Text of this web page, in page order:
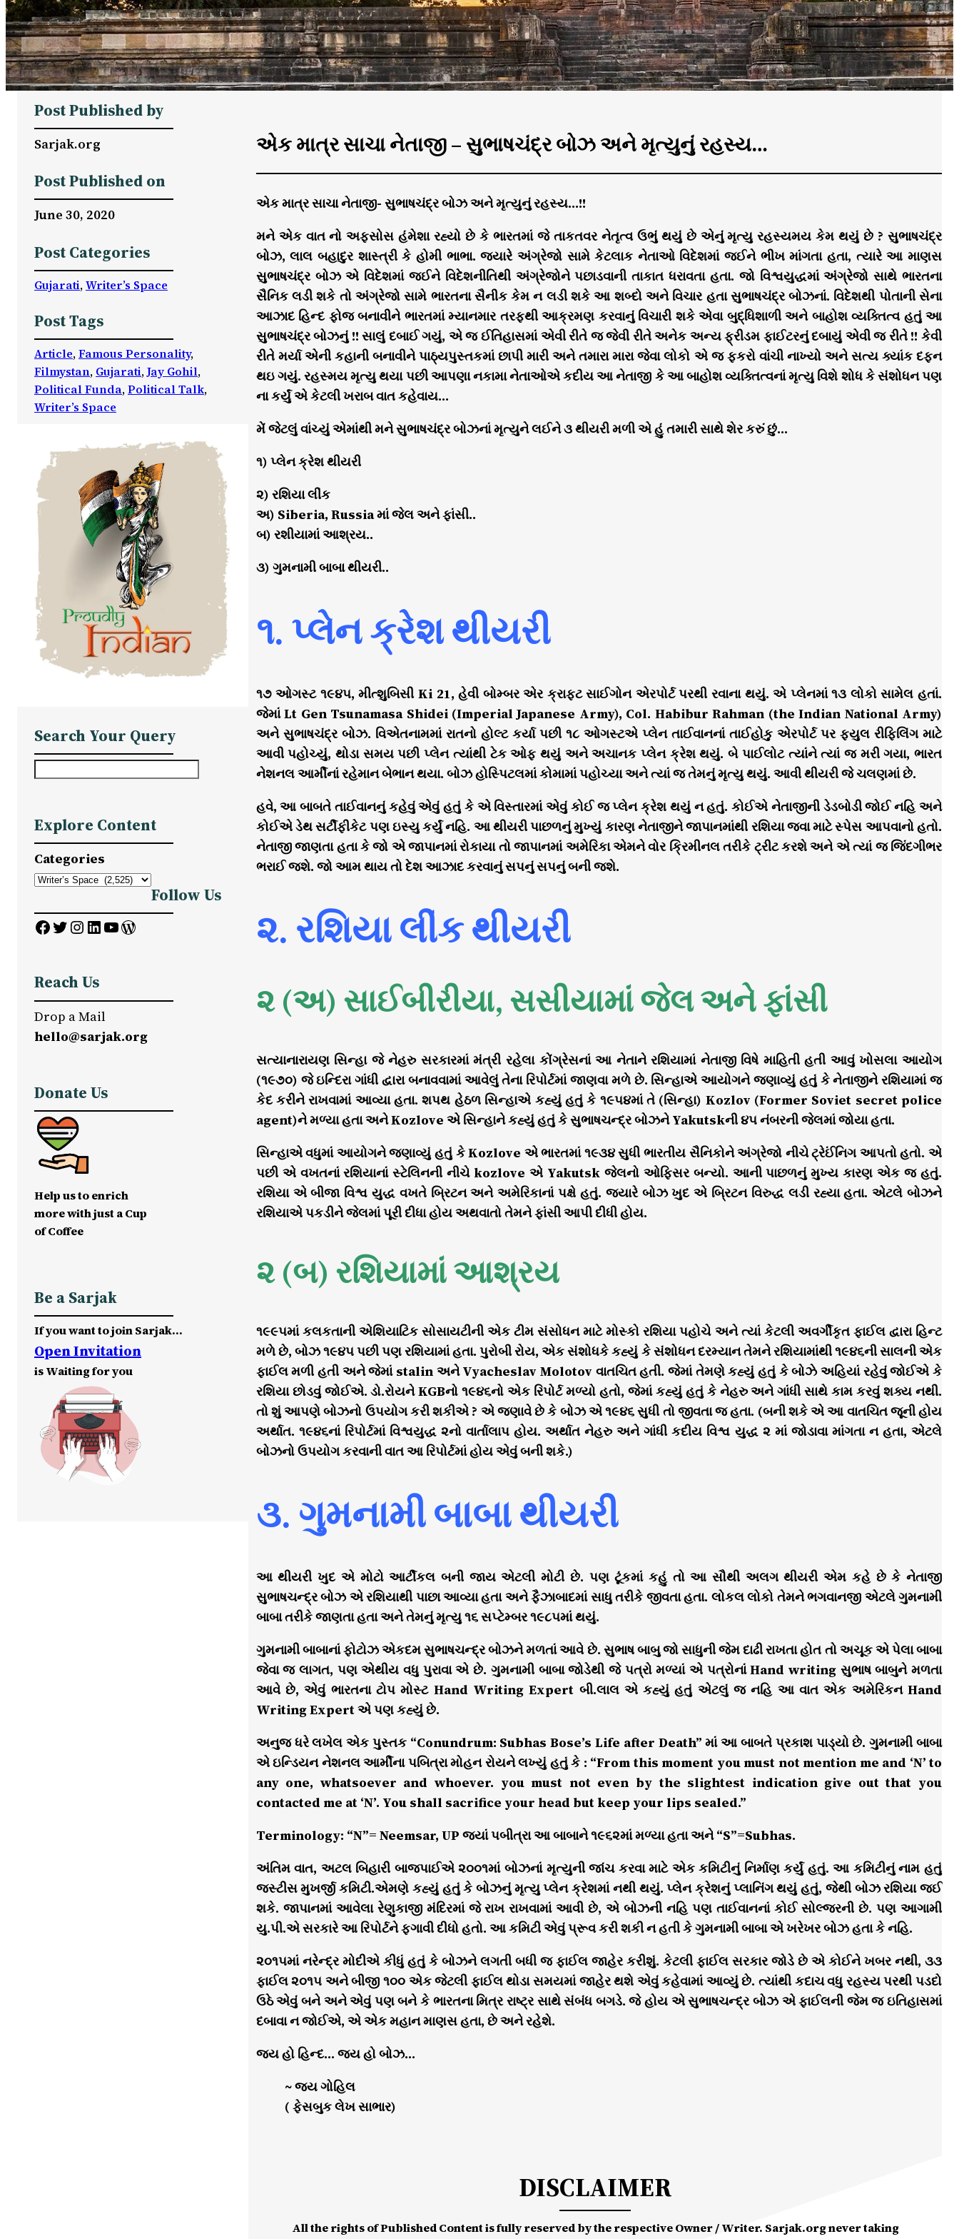
Post Published by
Sarjak.org
Post Published on
June 30, 2020
Post Categories
Gujarati, Writer’s Space
Post Tags
Article, Famous Personality
Filmystan, Gujarati, Jay Gohil
Political Funda, Political Talk
Writer’s Space
Search Your Query
r
c
h
Explore Content
Categories
Follow Us
Facebook Twitter InstagramLinkedIn YouTube WordPress
Reach Us
Drop a Mail
hello@sarjak.org
Donate Us
Help us to enrich
more with just a Cup
of Coffee
Be a Sarjak
If you want to join Sarjak…
Open Invitation
is Waiting for you
એક માત્ર સાચા નેતાજી – સુભાષચંદ્ર બોઝ અને મૃત્યુનું રહસ્ય…
એક માત્ર સાચા નેતાજી- સુભાષચંદ્ર બોઝ અને મૃત્યુનું રહસ્ય…!!
મને એક વાત નો અફસોસ હંમેશા રહ્યો છે કે ભારતમાં જે તાકતવર નેતૃત્વ ઉભું થયું છે એનું મૃત્યુ રહસ્યમય કેમ થયું છે ? સુભાષચંદ્ર
બોઝ, લાલ બહાદુર શાસ્ત્રી કે હોમી ભાભા. જ્યારે અંગ્રેજો સામે કેટલાક નેતાઓ વિદેશમાં જઈને ભીખ માંગતા હતા, ત્યારે આ માણસ
સુભાષચંદ્ર બોઝ એ વિદેશમાં જઈને વિદેશનીતિથી અંગ્રેજોને પછાડવાની તાકાત ધરાવતા હતા. જો વિશ્વયુદ્ધમાં અંગ્રેજો સાથે ભારતના
સૈનિક લડી શકે તો અંગ્રેજો સામે ભારતના સૈનીક કેમ ન લડી શકે આ શબ્દો અને વિચાર હતા સુભાષચંદ્ર બોઝનાં. વિદેશથી પોતાની સેના
આઝાદ હિન્દ ફોજ બનાવીને ભારતમાં મ્યાનમાર તરફથી આક્રમણ કરવાનું વિચારી શકે એવા બુદ્ધિશાળી અને બાહોશ વ્યક્તિત્વ હતું આ
સુભાષચંદ્ર બોઝનું !! સાલું દબાઈ ગયું, એ જ ઈતિહાસમાં એવી રીતે જ જેવી રીતે અનેક અન્ય ફ્રીડમ ફાઈટરનું દબાયું એવી જ રીતે !! કેવી
રીતે મર્યા એની કહાની બનાવીને પાઠ્યપુસ્તકમાં છાપી મારી અને તમારા મારા જેવા લોકો એ જ ફકરો વાંચી નાખ્યો અને સત્ય ક્યાંક દફન
થઇ ગયું. રહસ્મય મૃત્યુ થયા પછી આપણા નકામા નેતાઓએ કદીય આ નેતાજી કે આ બાહોશ વ્યક્તિત્વનાં મૃત્યુ વિશે શોધ કે સંશોધન પણ
ના કર્યું એ કેટલી ખરાબ વાત કહેવાય…
મેં જેટલું વાંચ્યું એમાંથી મને સુભાષચંદ્ર બોઝનાં મૃત્યુને લઈને ૩ થીયરી મળી એ હું તમારી સાથે શેર કરું છું…
૧) પ્લેન ક્રેશ થીયરી
૨) રશિયા લીંક
અ) Siberia, Russia માં જેલ અને ફાંસી..
બ) રશીયામાં આશ્રય..
૩) ગુમનામી બાબા થીયરી..
૧. પ્લેન ક્રેશ થીયરી
૧૭ ઓગસ્ટ ૧૯૪૫, મીત્શુબિસી Ki 21, હેવી બોમ્બર એર ક્રાફ્ટ સાઈગોન એરપોર્ટ પરથી રવાના થયું. એ પ્લેનમાં ૧૩ લોકો સામેલ હતાં.
જેમાં Lt Gen Tsunamasa Shidei (Imperial Japanese Army), Col. Habibur Rahman (the Indian National Army)
અને સુભાષચંદ્ર બોઝ. વિએતનામમાં રાતનો હોલ્ટ કર્યા પછી ૧૮ ઓગસ્ટએ પ્લેન તાઈવાનનાં તાઈહોકુ એરપોર્ટ પર ફયુલ રીફિલિંગ માટે
આવી પહોચ્યું, થોડા સમય પછી પ્લેન ત્યાંથી ટેક ઓફ થયું અને અચાનક પ્લેન ક્રેશ થયું. બે પાઈલોટ ત્યાંને ત્યાં જ મરી ગયા, ભારત
નેશનલ આર્મીનાં રહેમાન બેભાન થયા. બોઝ હોસ્પિટલમાં કોમામાં પહોચ્યા અને ત્યાં જ તેમનું મૃત્યુ થયું. આવી થીયરી જે ચલણમાં છે.
હવે, આ બાબતે તાઈવાનનું કહેવું એવું હતું કે એ વિસ્તારમાં એવું કોઈ જ પ્લેન ક્રેશ થયું ન હતું. કોઈએ નેતાજીની ડેડબોડી જોઈ નહિ અને
કોઈએ ડેથ સર્ટીફીકેટ પણ ઇસ્યુ કર્યું નહિ. આ થીયરી પાછળનું મુખ્યું કારણ નેતાજીને જાપાનમાંથી રશિયા જવા માટે સ્પેસ આપવાનો હતો.
નેતાજી જાણતા હતા કે જો એ જાપાનમાં રોકાયા તો જાપાનમાં અમેરિકા એમને વોર ક્રિમીનલ તરીકે ટ્રીટ કરશે અને એ ત્યાં જ જિંદગીભર
ભરાઈ જશે. જો આમ થાય તો દેશ આઝાદ કરવાનું સપનું સપનું બની જશે.
૨. રશિયા લીંક થીયરી
૨ (અ) સાઈબીરીયા, સસીયામાં જેલ અને ફાંસી
સત્યાનારાયણ સિન્હા જે નેહરુ સરકારમાં મંત્રી રહેલા કોંગ્રેસનાં આ નેતાને રશિયામાં નેતાજી વિષે માહિતી હતી આવું ખોસલા આયોગ
(૧૯૭૦) જે ઇન્દિરા ગાંધી દ્વારા બનાવવામાં આવેલું તેના રિપોર્ટમાં જાણવા મળે છે. સિન્હાએ આયોગને જણાવ્યું હતું કે નેતાજીને રશિયામાં જ
કેદ કરીને રાખવામાં આવ્યા હતા. શપથ હેઠળ સિન્હાએ કહ્યું હતું કે ૧૯૫૪માં તે (સિન્હા) Kozlov (Former Soviet secret police
agent)ને મળ્યા હતા અને Kozlove એ સિન્હાને કહ્યું હતું કે સુભાષચન્દ્ર બોઝને Yakutskની ૪૫ નંબરની જેલમાં જોયા હતા.
સિન્હાએ વધુમાં આયોગને જણાવ્યું હતું કે Kozlove એ ભારતમાં ૧૯૩૪ સુધી ભારતીય સૈનિકોને અંગ્રેજો નીચે ટ્રેઈંનિગ આપતો હતો. એ
પછી એ વખતનાં રશિયાનાં સ્ટેલિનની નીચે kozlove એ Yakutsk જેલનો ઓફિસર બન્યો. આની પાછળનું મુખ્ય કારણ એક જ હતું.
રશિયા એ બીજા વિશ્વ યુદ્ધ વખતે બ્રિટન અને અમેરિકાનાં પક્ષે હતું. જયારે બોઝ ખુદ એ બ્રિટન વિરુદ્ધ લડી રહ્યા હતા. એટલે બોઝને
રશિયાએ પકડીને જેલમાં પૂરી દીધા હોય અથવાતો તેમને ફાંસી આપી દીધી હોય.
૨ (બ) રશિયામાં આશ્રય
૧૯૯૫માં કલકતાની એશિયાટિક સોસાયટીની એક ટીમ સંસોધન માટે મોસ્કો રશિયા પહોચે અને ત્યાં કેટલી અવર્ગીકૃત ફાઈલ દ્વારા હિન્ટ
મળે છે, બોઝ ૧૯૪૫ પછી પણ રશિયામાં હતા. પુરોબી રોય, એક સંશોધકે કહ્યું કે સંશોધન દરમ્યાન તેમને રશિયામાંથી ૧૯૪૬ની સાલની એક
ફાઈલ મળી હતી અને જેમાં stalin અને Vyacheslav Molotov વાતચિત હતી. જેમાં તેમણે કહ્યું હતું કે બોઝે અહિયાં રહેવું જોઈએ કે
રશિયા છોડવું જોઈએ. ડો.રોયને KGBનો ૧૯૪૬નો એક રિપોર્ટ મળ્યો હતો, જેમાં કહ્યું હતું કે નેહરુ અને ગાંધી સાથે કામ કરવું શક્ય નથી.
તો શું આપણે બોઝનો ઉપયોગ કરી શકીએ ? એ જણાવે છે કે બોઝ એ ૧૯૪૬ સુધી તો જીવતા જ હતા. (બની શકે એ આ વાતચિત જૂની હોય
અર્થાત. ૧૯૪૬નાં રિપોર્ટમાં વિશ્વયુદ્ધ ૨નો વાર્તાલાપ હોય. અર્થાત નેહરુ અને ગાંધી કદીય વિશ્વ યુદ્ધ ૨ માં જોડાવા માંગતા ન હતા, એટલે
બોઝનો ઉપયોગ કરવાની વાત આ રિપોર્ટમાં હોય એવું બની શકે.)
૩. ગુમનામી બાબા થીયરી
આ થીયરી ખુદ એ મોટો આર્ટીકલ બની જાય એટલી મોટી છે. પણ ટૂંકમાં કહું તો આ સૌથી અલગ થીયરી એમ કહે છે કે નેતાજી
સુભાષચન્દ્ર બોઝ એ રશિયાથી પાછા આવ્યા હતા અને ફૈઝાબાદમાં સાધુ તરીકે જીવતા હતા. લોકલ લોકો તેમને ભગવાનજી એટલે ગુમનામી
બાબા તરીકે જાણતા હતા અને તેમનું મૃત્યુ ૧૬ સપ્ટેમ્બર ૧૯૮૫માં થયું.
ગુમનામી બાબાનાં ફોટોઝ એકદમ સુભાષચન્દ્ર બોઝને મળતાં આવે છે. સુભાષ બાબુ જો સાધુની જેમ દાઢી રાખતા હોત તો અચૂક એ પેલા બાબા
જેવા જ લાગત, પણ એથીય વધુ પુરાવા એ છે. ગુમનામી બાબા જોડેથી જે પત્રો મળ્યાં એ પત્રોનાં Hand writing સુભાષ બાબુને મળતા
આવે છે, એવું ભારતના ટોપ મોસ્ટ Hand Writing Expert બી.લાલ એ કહ્યું હતું એટલું જ નહિ આ વાત એક અમેરિકન Hand
Writing Expert એ પણ કહ્યું છે.
અનુજ ધરે લખેલ એક પુસ્તક “Conundrum: Subhas Bose’s Life after Death” માં આ બાબતે પ્રકાશ પાડ્યો છે. ગુમનામી બાબા
એ ઇન્ડિયન નેશનલ આર્મીના પબિત્રા મોહન રોયને લખ્યું હતું કે : “From this moment you must not mention me and ‘N’ to
any one, whatsoever and whoever. you must not even by the slightest indication give out that you
contacted me at ‘N’. You shall sacrifice your head but keep your lips sealed.”
Terminology: “N”= Neemsar, UP જ્યાં પબીત્રા આ બાબાને ૧૯૬૨માં મળ્યા હતા અને “S”=Subhas.
અંતિમ વાત, અટલ બિહારી બાજપાઈએ ૨૦૦૧માં બોઝનાં મૃત્યુની જાંચ કરવા માટે એક કમિટીનું નિર્માણ કર્યું હતું. આ કમિટીનું નામ હતું
જસ્ટીસ મુખર્જી કમિટી.એમણે કહ્યું હતું કે બોઝનું મૃત્યુ પ્લેન ક્રેશમાં નથી થયું. પ્લેન ક્રેશનું પ્લાનિંગ થયું હતું, જેથી બોઝ રશિયા જઈ
શકે. જાપાનમાં આવેલા રેણુકાજી મંદિરમાં જે રાખ રાખવામાં આવી છે, એ બોઝની નહિ પણ તાઈવાનનાં કોઈ સોલ્જરની છે. પણ આગામી
યુ.પી.એ સરકારે આ રિપોર્ટને ફગાવી દીધો હતો. આ કમિટી એવું પ્રૂવ કરી શકી ન હતી કે ગુમનામી બાબા એ ખરેખર બોઝ હતા કે નહિ.
૨૦૧૫માં નરેન્દ્ર મોદીએ કીધું હતું કે બોઝને લગતી બધી જ ફાઈલ જાહેર કરીશું. કેટલી ફાઈલ સરકાર જોડે છે એ કોઈને ખબર નથી, ૩૩
ફાઈલ ૨૦૧૫ અને બીજી ૧૦૦ એક જેટલી ફાઈલ થોડા સમયમાં જાહેર થશે એવું કહેવામાં આવ્યું છે. ત્યાંથી કદાચ વધુ રહસ્ય પરથી પડદો
ઉઠે એવું બને અને એવું પણ બને કે ભારતના મિત્ર રાષ્ટ્ર સાથે સંબંધ બગડે. જે હોય એ સુભાષચન્દ્ર બોઝ એ ફાઈલની જેમ જ ઇતિહાસમાં
દબાવા ન જોઈએ, એ એક મહાન માણસ હતા, છે અને રહેશે.
જય હો હિન્દ… જય હો બોઝ…
~ જય ગોહિલ
( ફેસબુક લેખ સાભાર)
DISCLAIMER
All the rights of Published Content is fully reserved by the respective Owner / Writer. Sarjak.org never taking